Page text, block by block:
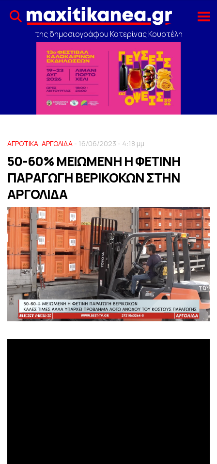
της δημοσιογράφου Κατερίνας Κουρτέλη
ΑΓΡΟΤΙΚΑ, ΑΡΓΟΛΙΔΑ - 16/06/2023 - 4:18 μμ
50-60% ΜΕΙΩΜΕΝΗ Η ΦΕΤΙΝΗ
ΠΑΡΑΓΩΓΗ ΒΕΡIΚΟΚΩΝ ΣΤΗΝ
ΑΡΓΟΛΙΔΑ